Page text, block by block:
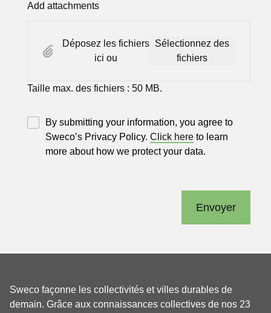
Add attachments
Déposez les fichiers
ici ou
Sélectionnez des
fichiers
Taille max. des fichiers : 50 MB.
By submitting your information, you agree to
Sweco’s Privacy Policy.Click here to learn
more about how we protect your data.
Envoyer
Sweco façonne les collectivités et villes durables de
demain. Grâce aux connaissances collectives de nos 23